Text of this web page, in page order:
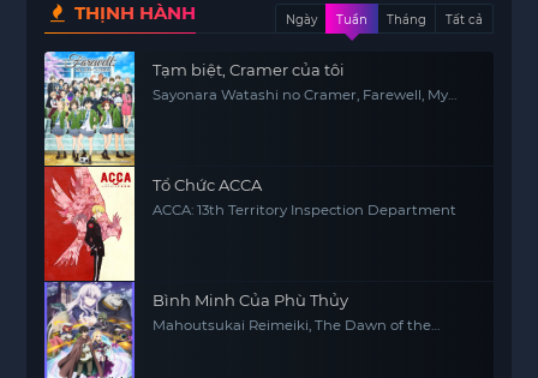
THỊNH HÀNH Ngày Tuần Tháng Tất cả
Tạm biệt, Cramer của tôi
Sayonara Watashi no Cramer, Farewell, My
Tổ Chức ACCA
ACCA: 13th Territory Inspection Department
Bình Minh Của Phù Thủy
Mahoutsukai Reimeiki, The Dawn of the